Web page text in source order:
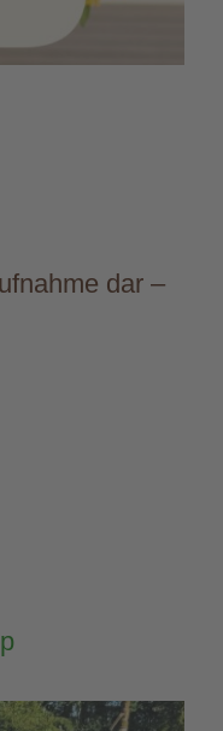
dar –